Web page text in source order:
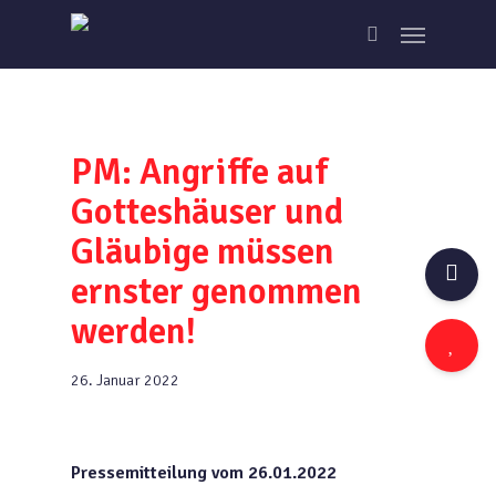
main
search
Menu
PM: Angriffe auf
Gotteshäuser und
Gläubige müssen
ernster genommen
werden!
26. Januar 2022
Pressemitteilung vom 26.01.2022